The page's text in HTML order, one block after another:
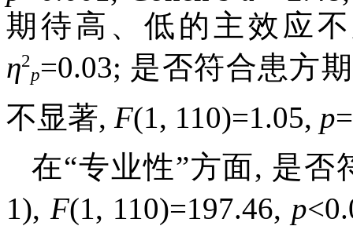
期待高、低的主效应
η2
p=0.03; 是否符合患方
不显著, F(1, 110)=1.05, p
在“专业性”方面, 是
1), F(1, 110)=197.46, p